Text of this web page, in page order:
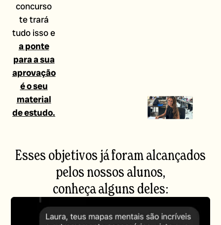
concurso
te trará
tudo isso e
a ponte
para a sua
aprovação
é o seu
material
de estudo.
Esses objetivos já foram alcançados
pelos nossos alunos,
conheça alguns deles: